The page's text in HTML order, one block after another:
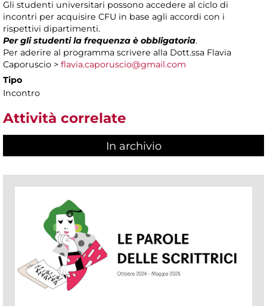
Gli studenti universitari possono accedere al ciclo di
incontri per acquisire CFU in base agli accordi con i
rispettivi dipartimenti.
Per gli studenti la frequenza è obbligatoria.
Per aderire al programma scrivere alla Dott.ssa Flavia
Caporuscio > flavia.caporuscio@gmail.com
Tipo
Incontro
Attività correlate
In archivio